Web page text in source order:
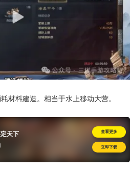
材料建造。相当于水上移动大营。
天下 查看更多
立即下载